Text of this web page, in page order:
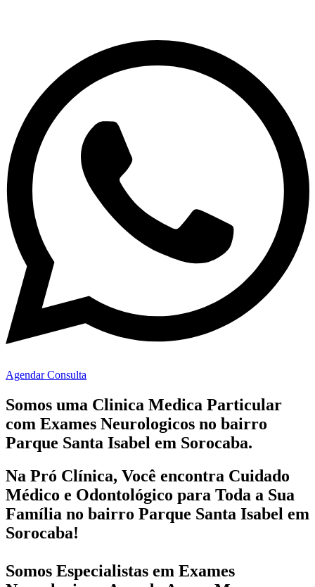
Agendar Consulta
Somos uma Clinica Medica Particular
com Exames Neurologicos no bairro
Parque Santa Isabel em Sorocaba.
Na Pró Clínica, Você encontra Cuidado
Médico e Odontológico para Toda a Sua
Família no bairro Parque Santa Isabel em
Sorocaba!
Somos Especialistas em Exames